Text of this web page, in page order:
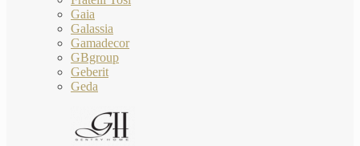
Gaia
Galassia
Gamadecor
GBgroup
Geberit
Geda